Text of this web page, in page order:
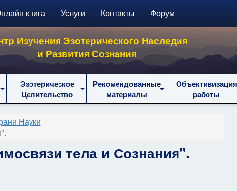
книга Услуги Контакты Форум
Изучения Эзотерического Наследия
и Развития Сознания
Эзотерическое
Целительство
Рекомендованные
материалы
Объективизация
работы
Науки
тела и Сознания".